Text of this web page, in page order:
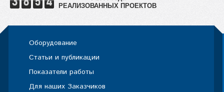
РЕАЛИЗОВАННЫХ ПРОЕКТОВ
Оборудование
Статьи и публикации
Показатели работы
Для наших Заказчиков